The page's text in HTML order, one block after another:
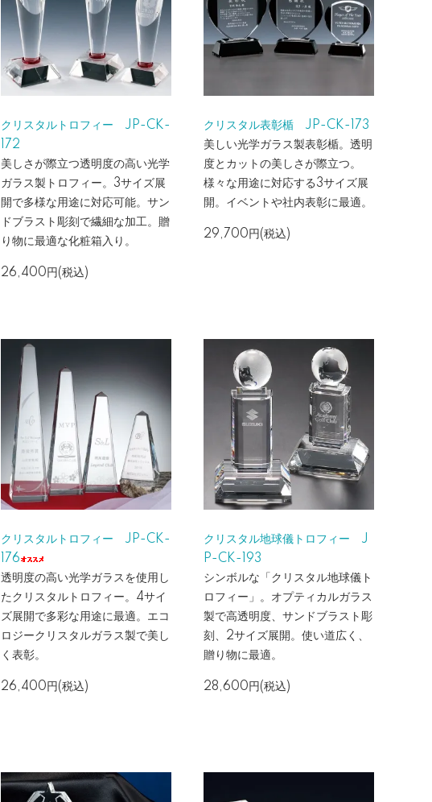
クリスタルトロフィー JP-CK-
172
美しさが際立つ透明度の高い光学
ガラス製トロフィー。3サイズ展
開で多様な用途に対応可能。サン
ドブラスト彫刻で繊細な加工。贈
り物に最適な化粧箱入り。
26,400円(税込)
クリスタル表彰楯 JP-CK-173
美しい光学ガラス製表彰楯。透明
度とカットの美しさが際立つ。
様々な用途に対応する3サイズ展
開。イベントや社内表彰に最適。
29,700円(税込)
クリスタルトロフィー JP-CK-
176
透明度の高い光学ガラスを使用し
たクリスタルトロフィー。4サイ
ズ展開で多彩な用途に最適。エコ
ロジークリスタルガラス製で美し
く表彰。
26,400円(税込)
クリスタル地球儀トロフィー J
P-CK-193
シンボルな「クリスタル地球儀ト
ロフィー」。オプティカルガラス
製で高透明度、サンドブラスト彫
刻、2サイズ展開。使い道広く、
贈り物に最適。
28,600円(税込)